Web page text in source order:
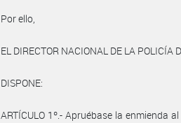
Por ello,
EL DIRECTOR NACIONAL DE LA POLICÍA
DISPONE:
ARTÍCULO 1º.- Apruébase la enmienda